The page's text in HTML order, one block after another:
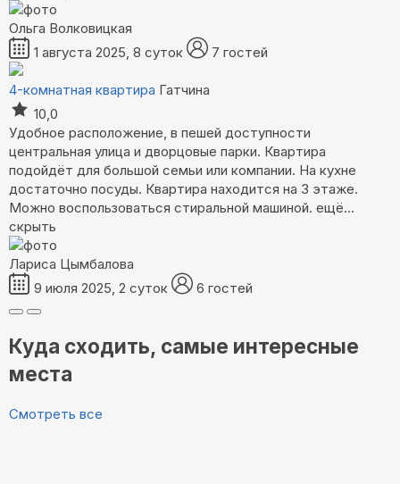
Ольга Волковицкая
1 августа 2025, 8 суток
7 гостей
4-комнатная квартира Гатчина
10,0
Удобное расположение, в пешей доступности
центральная улица и дворцовые парки. Квартира
подойдёт для большой семьи или компании. На кухне
достаточно посуды. Квартира находится на 3 этаже.
Можно воспользоваться стиральной машиной. ещё...
скрыть
Лариса Цымбалова
9 июля 2025, 2 суток
6 гостей
Куда сходить, самые интересные
места
Смотреть все